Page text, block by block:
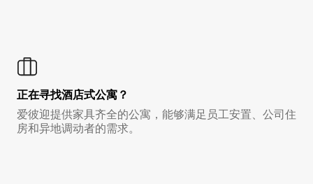
正在寻找酒店式公寓？
爱彼迎提供家具齐全的公寓，能够满足员工安置、公司住
房和异地调动者的需求。